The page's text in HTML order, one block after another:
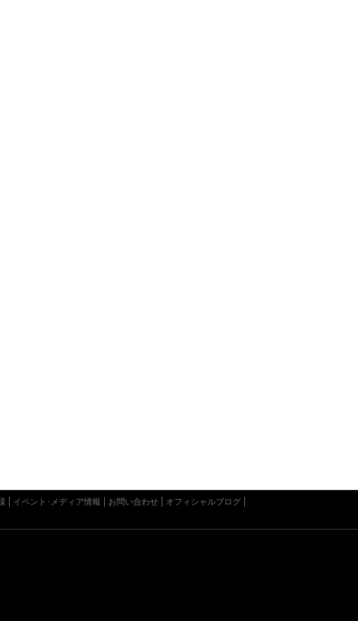
イベント･メディア情報 お問い合わせ オフィシャルブログ